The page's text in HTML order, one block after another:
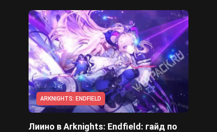
ARKNIGHTS: ENDFIELD
Лиино в Arknights: Endfield: гайд по